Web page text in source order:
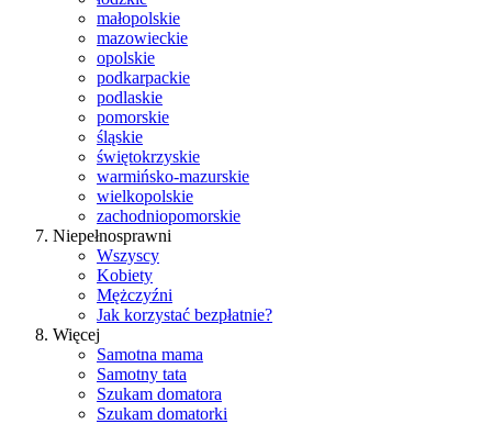
małopolskie
mazowieckie
opolskie
podkarpackie
podlaskie
pomorskie
śląskie
świętokrzyskie
warmińsko-mazurskie
wielkopolskie
zachodniopomorskie
Niepełnosprawni
Wszyscy
Kobiety
Mężczyźni
Jak korzystać bezpłatnie?
Więcej
Samotna mama
Samotny tata
Szukam domatora
Szukam domatorki